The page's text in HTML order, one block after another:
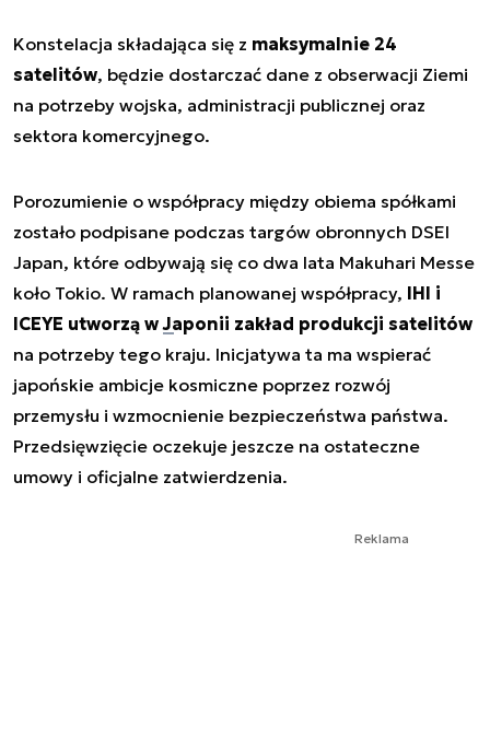
Konstelacja składająca się z maksymalnie 24
satelitów, będzie dostarczać dane z obserwacji Ziemi
na potrzeby wojska, administracji publicznej oraz
sektora komercyjnego.
Porozumienie o współpracy między obiema spółkami
zostało podpisane podczas targów obronnych DSEI
Japan, które odbywają się co dwa lata Makuhari Messe
koło Tokio. W ramach planowanej współpracy, IHI i
ICEYE utworzą wJaponii zakład produkcji satelitów
na potrzeby tego kraju. Inicjatywa ta ma wspierać
japońskie ambicje kosmiczne poprzez rozwój
przemysłu i wzmocnienie bezpieczeństwa państwa.
Przedsięwzięcie oczekuje jeszcze na ostateczne
umowy i oficjalne zatwierdzenia.
Reklama